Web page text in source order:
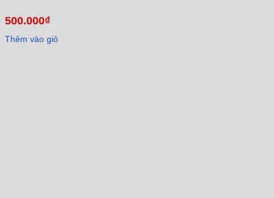
500.000₫
Thêm vào giỏ